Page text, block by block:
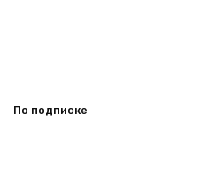
По подписке